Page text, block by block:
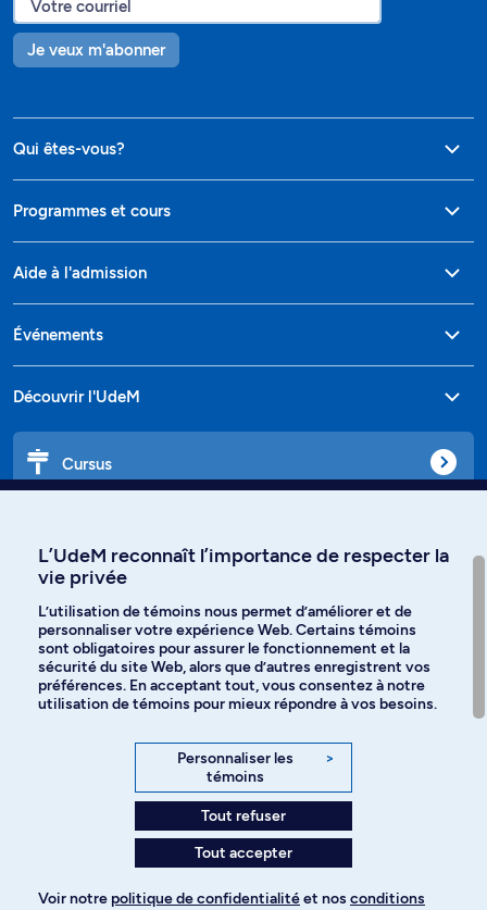
Je veux m'abonner
Qui êtes-vous?
Programmes et cours
Aide à l'admission
Événements
Découvrir l'UdeM
Cursus
Langues
Facebook Instagram
YouTube
Politique de confidentialité
L’UdeM reconnaît l’importance de respecter la
vie privée
L’utilisation de témoins nous permet d’améliorer et de
personnaliser votre expérience Web. Certains témoins
sont obligatoires pour assurer le fonctionnement et la
sécurité du site Web, alors que d’autres enregistrent vos
préférences. En acceptant tout, vous consentez à notre
utilisation de témoins pour mieux répondre à vos besoins.
Personnaliser les
témoins
>
Tout refuser
Tout accepter
Voir notre politique de confidentialitéet nos conditions